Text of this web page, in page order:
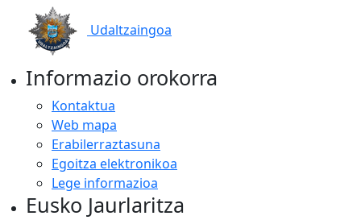
Udaltzaingoa
Informazio orokorra
Kontaktua
Web mapa
Erabilerraztasuna
Egoitza elektronikoa
Lege informazioa
Eusko Jaurlaritza